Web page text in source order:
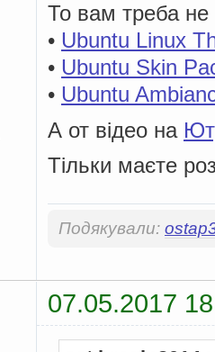
То вам треба
• Ubuntu Linux
• Ubuntu Skin
• Ubuntu
А от відео на
Тільки маєте
Подякували:
07.05.2017